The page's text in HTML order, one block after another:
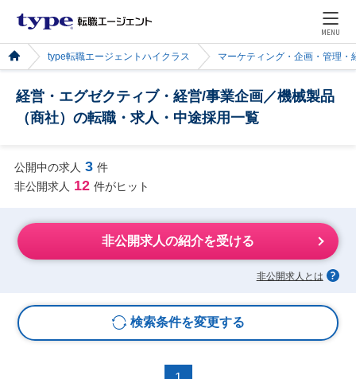
MENU
type転職エージェントハイクラス マーケティング・企画・管理・
経営・エグゼクティブ・経営/事業企画／機械製品
（商社）の転職・求人・中途採用一覧
公開中の求人 3 件
非公開求人 12 件がヒット
非公開求人の紹介を受ける
非公開求人とは
検索条件を変更する